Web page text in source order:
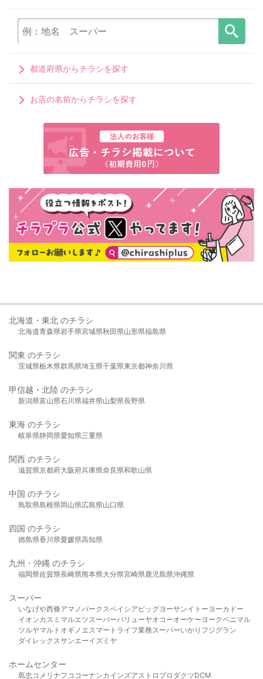
都道府県からチラシを探す
お店の名前からチラシを探す
北海道・東北 のチラシ
北海道青森県岩手県宮城県秋田県山形県福島県
関東 のチラシ
茨城県栃木県群馬県埼玉県千葉県東京都神奈川県
甲信越・北陸 のチラシ
新潟県富山県石川県福井県山梨県長野県
東海 のチラシ
岐阜県静岡県愛知県三重県
関西 のチラシ
滋賀県京都府大阪府兵庫県奈良県和歌山県
中国 のチラシ
鳥取県島根県岡山県広島県山口県
四国 のチラシ
徳島県香川県愛媛県高知県
九州・沖縄 のチラシ
福岡県佐賀県長崎県熊本県大分県宮崎県鹿児島県沖縄県
スーパー
いなげや西條アマノパークスベイシア ビッグヨーサンイトーヨーカドー
イオンカスミ マルエツスーパーバリューヤオコーオーケー ヨークベニマル
ツルヤマルト オギノ エスマート ライフ業務スーパーいかり フジグラン
ダイレックスサンエーイズミヤ
ホームセンター
島忠 コメリ ナフコ コーナンカインズアストロプロダクツDCM